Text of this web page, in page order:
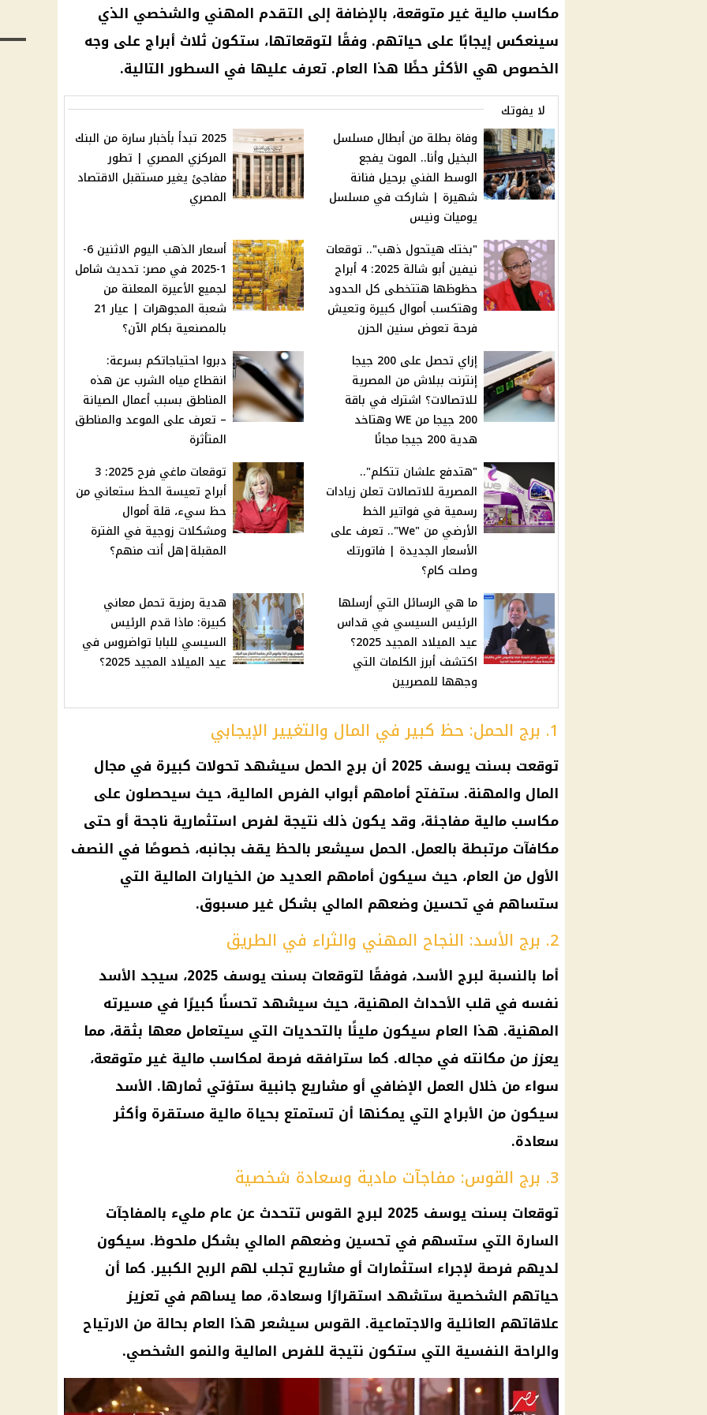
مكاسب مالية غير متوقعة، بالإضافة إلى التقدم المهني والشخصي الذي
سينعكس إيجابًا على حياتهم. وفقًا لتوقعاتها، ستكون ثلاث أبراج على وجه
الخصوص هي الأكثر حظًا هذا العام. تعرف عليها في السطور التالية.
لا يفوتك
وفاة بطلة من أبطال مسلسل
البخيل وأنا.. الموت يفجع
الوسط الفني برحيل فنانة
شهيرة | شاركت في مسلسل
يوميات ونيس
2025 تبدأ بأخبار سارة من البنك
المركزي المصري | تطور
مفاجئ يغير مستقبل الاقتصاد
المصري
"بختك هيتحول ذهب".. توقعات
نيفين أبو شالة 2025: 4 أبراج
حظوظها هتتخطى كل الحدود
وهتكسب أموال كبيرة وتعيش
فرحة تعوض سنين الحزن
أسعار الذهب اليوم الاثنين 6-
1-2025 في مصر: تحديث شامل
لجميع الأعيرة المعلنة من
شعبة المجوهرات | عيار 21
بالمصنعية بكام الآن؟
إزاي تحصل على 200 جيجا
إنترنت ببلاش من المصرية
للاتصالات؟ اشترك في باقة
200 جيجا من WE وهتاخد
هدية 200 جيجا مجانًا
دبروا احتياجاتكم بسرعة:
انقطاع مياه الشرب عن هذه
المناطق بسبب أعمال الصيانة
– تعرف على الموعد والمناطق
المتأثرة
"هتدفع علشان تتكلم"..
المصرية للاتصالات تعلن زيادات
رسمية في فواتير الخط
الأرضي من "We".. تعرف على
الأسعار الجديدة | فاتورتك
وصلت كام؟
توقعات ماغي فرح 2025: 3
أبراج تعيسة الحظ ستعاني من
حظ سيء، قلة أموال
ومشكلات زوجية في الفترة
المقبلة|هل أنت منهم؟
ما هي الرسائل التي أرسلها
الرئيس السيسي في قداس
عيد الميلاد المجيد 2025؟
اكتشف أبرز الكلمات التي
وجهها للمصريين
هدية رمزية تحمل معاني
كبيرة: ماذا قدم الرئيس
السيسي للبابا تواضروس في
عيد الميلاد المجيد 2025؟
1. برج الحمل: حظ كبير في المال والتغيير الإيجابي
توقعت بسنت يوسف 2025 أن برج الحمل سيشهد تحولات كبيرة في مجال
المال والمهنة. ستفتح أمامهم أبواب الفرص المالية، حيث سيحصلون على
مكاسب مالية مفاجئة، وقد يكون ذلك نتيجة لفرص استثمارية ناجحة أو حتى
مكافآت مرتبطة بالعمل. الحمل سيشعر بالحظ يقف بجانبه، خصوصًا في النصف
الأول من العام، حيث سيكون أمامهم العديد من الخيارات المالية التي
ستساهم في تحسين وضعهم المالي بشكل غير مسبوق.
2. برج الأسد: النجاح المهني والثراء في الطريق
أما بالنسبة لبرج الأسد، فوفقًا لتوقعات بسنت يوسف 2025، سيجد الأسد
نفسه في قلب الأحداث المهنية، حيث سيشهد تحسنًا كبيرًا في مسيرته
المهنية. هذا العام سيكون مليئًا بالتحديات التي سيتعامل معها بثقة، مما
يعزز من مكانته في مجاله. كما سترافقه فرصة لمكاسب مالية غير متوقعة،
سواء من خلال العمل الإضافي أو مشاريع جانبية ستؤتي ثمارها. الأسد
سيكون من الأبراج التي يمكنها أن تستمتع بحياة مالية مستقرة وأكثر
سعادة.
3. برج القوس: مفاجآت مادية وسعادة شخصية
توقعات بسنت يوسف 2025
لبرج القوس تتحدث عن عام مليء بالمفاجآت
السارة التي ستسهم في تحسين وضعهم المالي بشكل ملحوظ. سيكون
لديهم فرصة لإجراء استثمارات أو مشاريع تجلب لهم الربح الكبير. كما أن
حياتهم الشخصية ستشهد استقرارًا وسعادة، مما يساهم في تعزيز
علاقاتهم العائلية والاجتماعية. القوس سيشعر هذا العام بحالة من الارتياح
والراحة النفسية التي ستكون نتيجة للفرص المالية والنمو الشخصي.